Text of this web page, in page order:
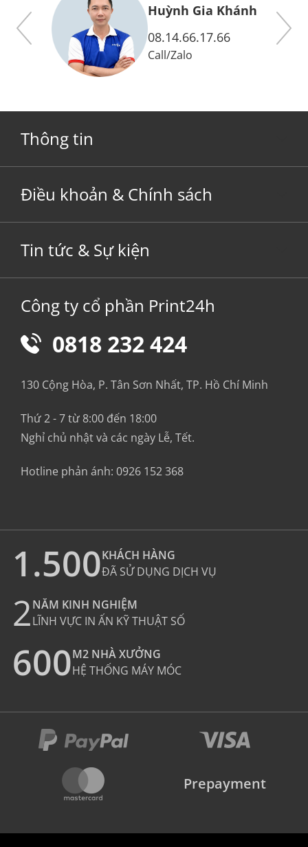
Huỳnh Gia Khánh
08.14.66.17.66
Call/Zalo
Thông tin
Điều khoản & Chính sách
Tin tức & Sự kiện
Công ty cổ phần Print24h
0818 232 424
130 Cộng Hòa, P. Tân Sơn Nhất, TP. Hồ Chí Minh
Thứ 2 - 7 từ 8:00 đến 18:00
Nghỉ chủ nhật và các ngày Lễ, Tết.
Hotline phản ánh: 0926 152 368
1.500KHÁCH HÀNG
ĐÃ SỬ DỤNG DỊCH VỤ
2NĂM KINH NGHIỆM
LĨNH VỰC IN ẤN KỸ THUẬT SỐ
600M2 NHÀ XƯỞNG
HỆ THỐNG MÁY MÓC
Prepayment